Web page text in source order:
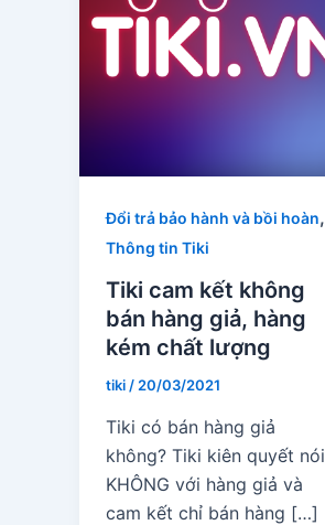
Đổi trả bảo hành và bồi hoàn,
Thông tin Tiki
Tiki cam kết không
bán hàng giả, hàng
kém chất lượng
tiki/20/03/2021
Tiki có bán hàng giả
không? Tiki kiên quyết nói
KHÔNG với hàng giả và
cam kết chỉ bán hàng […]